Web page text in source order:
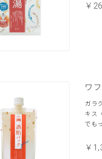
￥
ワ
ガラ
キス
でも
￥